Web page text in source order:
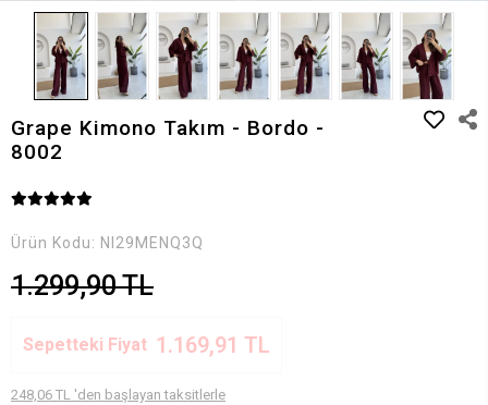
Grape Kimono Takım - Bordo -
8002
Ürün Kodu: NI29MENQ3Q
1.299,90 TL
Sepetteki Fiyat 1.169,91 TL
248,06 TL 'den başlayan taksitlerle